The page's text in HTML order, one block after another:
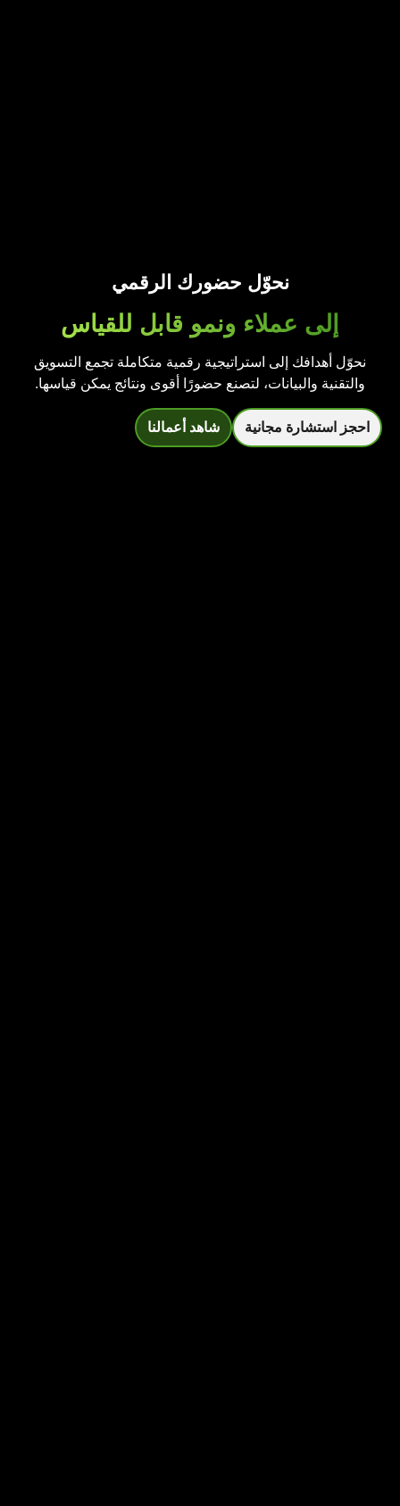
نحوّل حضورك الرقمي
إلى عملاء ونمو قابل للقياس
نحوّل أهدافك إلى استراتيجية رقمية متكاملة تجمع التسويق
والتقنية والبيانات، لتصنع حضورًا أقوى ونتائج يمكن قياسها.
احجز استشارة مجانية شاهد أعمالنا